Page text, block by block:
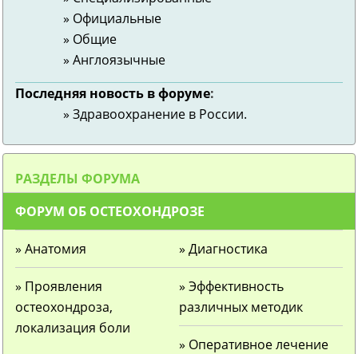
» Официальные
» Общие
» Англоязычные
Последняя новость в форуме:
» Здравоохранение в России.
РАЗДЕЛЫ ФОРУМА
ФОРУМ ОБ ОСТЕОХОНДРОЗЕ
» Анатомия » Диагностика
» Проявления
остеохондроза,
локализация боли
» Эффективность
различных методик
» Оперативное лечение